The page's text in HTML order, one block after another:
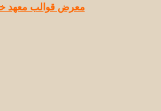
معرض قوالب معهد